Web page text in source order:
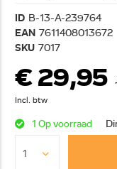
ID B-13-A-239764
EAN 7611408013672
SKU 7017
€ 29,95
Incl. btw
1 Op voorraad